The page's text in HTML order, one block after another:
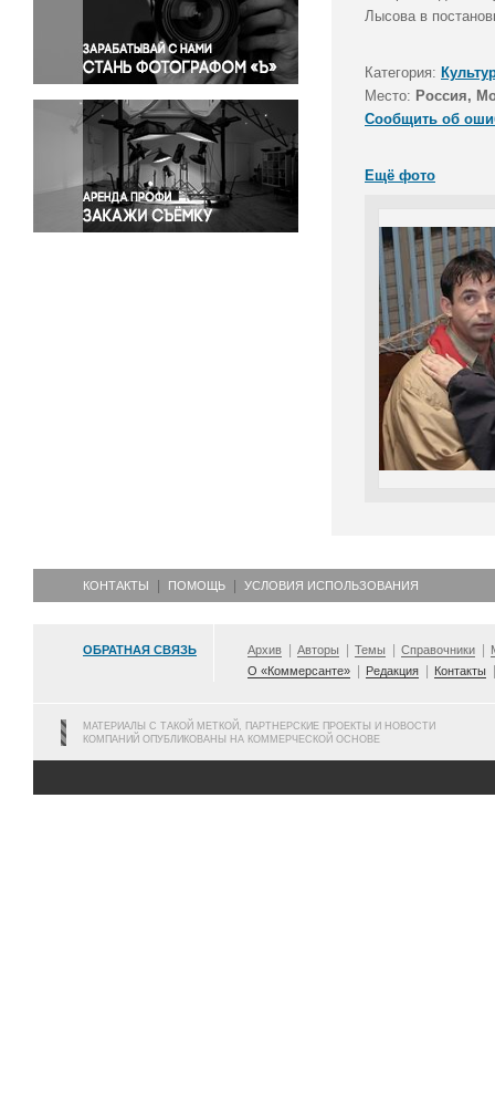
Правосудие
Происшествия и конфликты
Религия
Светская жизнь
Спорт
Экология
Экономика и бизнес
Лысова в
Категория:
Место: Россия,
Сообщить об
Ещё фото
КОНТАКТЫ ПОМОЩЬ УСЛОВИЯ ИСПОЛЬЗОВАНИЯ
ОБРАТНАЯ СВЯЗЬ Архив Авторы Темы Справочники
О «Коммерсанте»
Редакция Контакты
МАТЕРИАЛЫ С ТАКОЙ МЕТКОЙ, ПАРТНЕРСКИЕ ПРОЕКТЫ И НОВОСТИ
КОМПАНИЙ ОПУБЛИКОВАНЫ НА КОММЕРЧЕСКОЙ ОСНОВЕ